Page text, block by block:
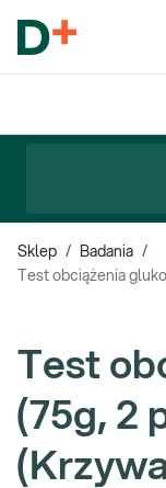
Sklep / Badania /
Test obciążenia
Test
(75g, 2